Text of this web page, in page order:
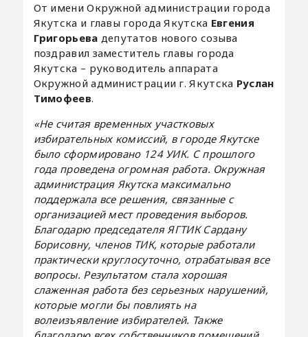
От имени Окружной администрации города
Якутска и главы города Якутска Евгения
Григорьева депутатов нового созыва
поздравил заместитель главы города
Якутска – руководитель аппарата
Окружной администрации г. Якутска Руслан
Тимофеев.
«Не считая временных участковых
избирательных комиссий, в городе Якутске
было сформировано 124 УИК. С прошлого
года проведена огромная работа. Окружная
администрация Якутска максимально
поддержала все решения, связанные с
организацией мест проведения выборов.
Благодарю председателя ЯГТИК Сардану
Борисовну, членов ТИК, которые работали
практически круглосуточно, отрабатывая все
вопросы. Результатом стала хорошая
слаженная работа без серьезных нарушений,
которые могли бы повлиять на
волеизъявление избирателей. Также